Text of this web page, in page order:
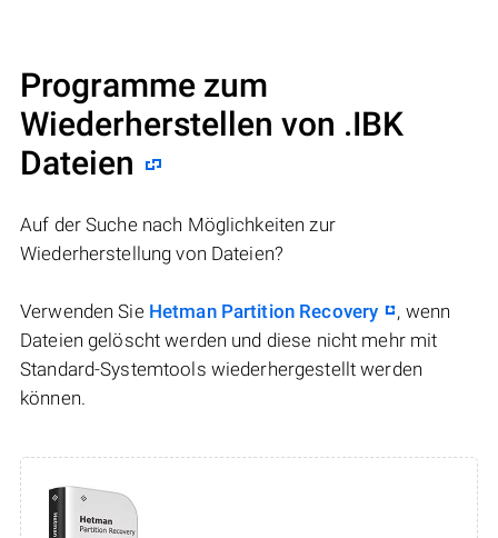
Programme zum
Wiederherstellen von .IBK
Dateien
Auf der Suche nach Möglichkeiten zur
Wiederherstellung von Dateien?
Verwenden Sie Hetman Partition Recovery
, wenn
Dateien gelöscht werden und diese nicht mehr mit
Standard-Systemtools wiederhergestellt werden
können.